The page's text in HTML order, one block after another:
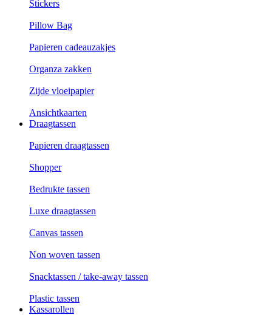
Stickers
Pillow Bag
Papieren cadeauzakjes
Organza zakken
Zijde vloeipapier
Ansichtkaarten
Draagtassen
Papieren draagtassen
Shopper
Bedrukte tassen
Luxe draagtassen
Canvas tassen
Non woven tassen
Snacktassen / take-away tassen
Plastic tassen
Kassarollen